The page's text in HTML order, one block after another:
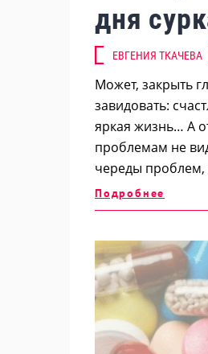
дня
ЕВГЕНИЯ ТКАЧЕВА
Может, закрыть
завидовать:
яркая жизнь… А
проблемам не
череды проблем,
Подробнее